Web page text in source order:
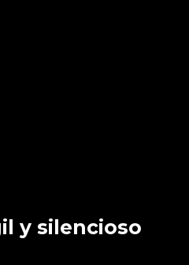
y silencioso